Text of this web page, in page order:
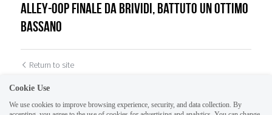
Alley-oop Finale da brividi, battuto un ottimo
Bassano
Return to site
Cookie Use
We use cookies to improve browsing experience, security, and data collection. By